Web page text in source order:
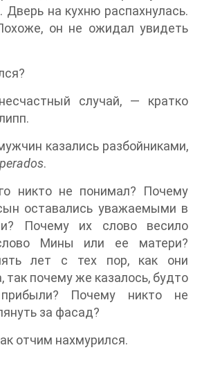
Дверь на кухню распахнулась.
он не ожидал увидеть
случай, — кратко
казались разбойниками,
.
никто не понимал? Почему
оставались уважаемыми в
Почему их слово весило
Мины или ее матери?
лет с тех пор, как они
так почему же казалось, будто
Почему никто не
за фасад?
отчим нахмурился.